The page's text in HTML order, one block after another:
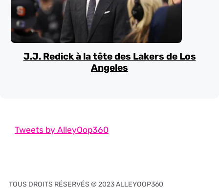
J.J. Redick à la tête des Lakers de Los
Angeles
Tweets by AlleyOop360
TOUS DROITS RÉSERVÉS © 2023 ALLEYOOP360